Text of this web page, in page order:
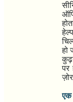
हो
पर
एक